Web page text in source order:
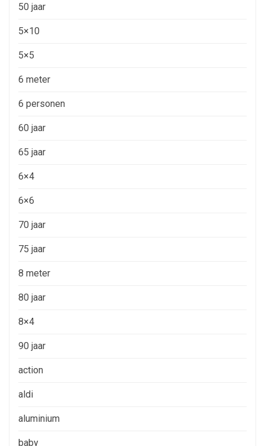
50 jaar
5×10
5×5
6 meter
6 personen
60 jaar
65 jaar
6×4
6×6
70 jaar
75 jaar
8 meter
80 jaar
8×4
90 jaar
action
aldi
aluminium
baby